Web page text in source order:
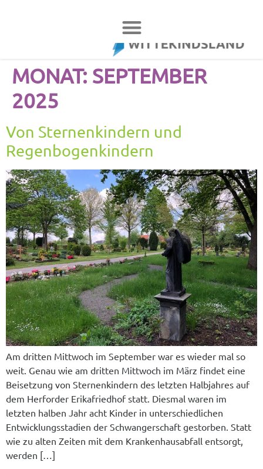
MONAT: SEPTEMBER
2025
Von Sternenkindern und
Regenbogenkindern
Am dritten Mittwoch im September war es wieder mal so
weit. Genau wie am dritten Mittwoch im März findet eine
Beisetzung von Sternenkindern des letzten Halbjahres auf
dem Herforder Erikafriedhof statt. Diesmal waren im
letzten halben Jahr acht Kinder in unterschiedlichen
Entwicklungsstadien der Schwangerschaft gestorben. Statt
wie zu alten Zeiten mit dem Krankenhausabfall entsorgt,
werden […]